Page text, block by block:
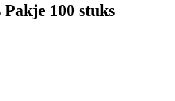
100 stuks